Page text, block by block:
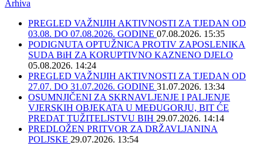
Arhiva
PREGLED VAŽNIJIH AKTIVNOSTI ZA TJEDAN OD
03.08. DO 07.08.2026. GODINE 07.08.2026. 15:35
PODIGNUTA OPTUŽNICA PROTIV ZAPOSLENIKA
SUDA BiH ZA KORUPTIVNO KAZNENO DJELO
05.08.2026. 14:24
PREGLED VAŽNIJIH AKTIVNOSTI ZA TJEDAN OD
27.07. DO 31.07.2026. GODINE 31.07.2026. 13:34
OSUMNJIČENI ZA SKRNAVLJENJE I PALJENJE
VJERSKIH OBJEKATA U MEĐUGORJU, BIT ĆE
PREDAT TUŽITELJSTVU BIH 29.07.2026. 14:14
PREDLOŽEN PRITVOR ZA DRŽAVLJANINA
POLJSKE 29.07.2026. 13:54